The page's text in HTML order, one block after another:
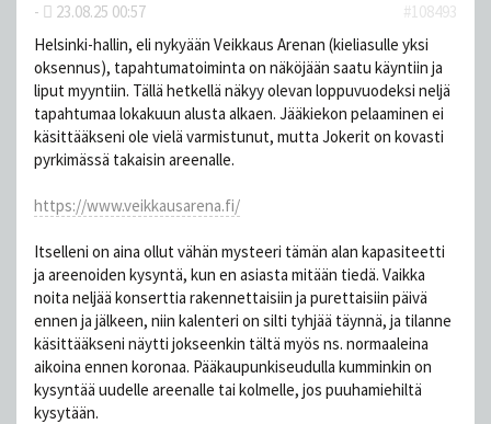
-
23.08.25 00:57
#108493
Helsinki-hallin, eli nykyään Veikkaus Arenan (kieliasulle yksi
oksennus), tapahtumatoiminta on näköjään saatu käyntiin ja
liput myyntiin. Tällä hetkellä näkyy olevan loppuvuodeksi neljä
tapahtumaa lokakuun alusta alkaen. Jääkiekon pelaaminen ei
käsittääkseni ole vielä varmistunut, mutta Jokerit on kovasti
pyrkimässä takaisin areenalle.
https://www.veikkausarena.fi/
Itselleni on aina ollut vähän mysteeri tämän alan kapasiteetti
ja areenoiden kysyntä, kun en asiasta mitään tiedä. Vaikka
noita neljää konserttia rakennettaisiin ja purettaisiin päivä
ennen ja jälkeen, niin kalenteri on silti tyhjää täynnä, ja tilanne
käsittääkseni näytti jokseenkin tältä myös ns. normaaleina
aikoina ennen koronaa. Pääkaupunkiseudulla kumminkin on
kysyntää uudelle areenalle tai kolmelle, jos puuhamiehiltä
kysytään.